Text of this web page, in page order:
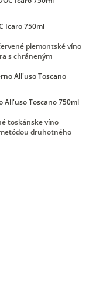
Icaro 750ml
piemontské víno
s chráneným
All'uso Toscano 750ml
toskánske víno
druhotného